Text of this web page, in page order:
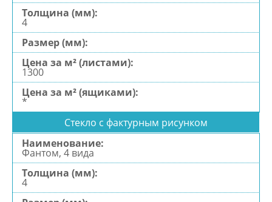
4
1300
*
Стекло с фактурным рисунком
Фантом, 4 вида
4